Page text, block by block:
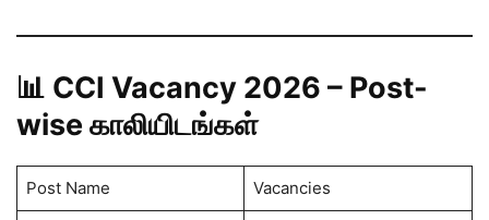
📊 CCI Vacancy 2026 – Post-
wise காலியிடங்கள்
Post Name Vacancies